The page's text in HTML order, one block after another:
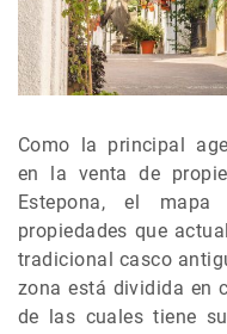
Como la principal
en la venta de
Estepona, el
propiedades que
tradicional casco
zona está dividida en
de las cuales tiene